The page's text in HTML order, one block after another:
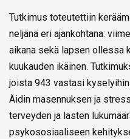
Tutkimus toteutettiin
neljänä eri ajankohtana:
aikana sekä lapsen ollessa
kuukauden ikäinen.
joista 943 vastasi kyselyihin
Äidin masennuksen ja
terveyden ja lasten
psykososiaaliseen